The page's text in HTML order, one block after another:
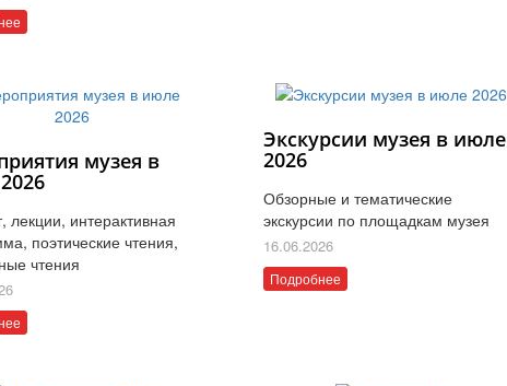
музея в
лекции, интерактивная
поэтические чтения,
чтения
Экскурсии музея в июле
2026
Обзорные и тематические
экскурсии по площадкам музея
16.06.2026
Подробнее